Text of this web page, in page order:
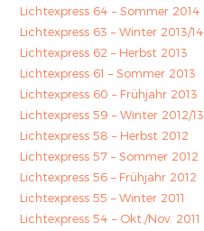
Lichtexpress 64 – Sommer 2014
Lichtexpress 63 – Winter 2013/14
Lichtexpress 62 – Herbst 2013
Lichtexpress 61 – Sommer 2013
Lichtexpress 60 – Frühjahr 2013
Lichtexpress 59 – Winter 2012/13
Lichtexpress 58 – Herbst 2012
Lichtexpress 57 – Sommer 2012
Lichtexpress 56 – Frühjahr 2012
Lichtexpress 55 – Winter 2011
Lichtexpress 54 – Okt./Nov. 2011